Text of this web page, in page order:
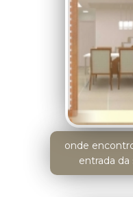
onde
entrada da